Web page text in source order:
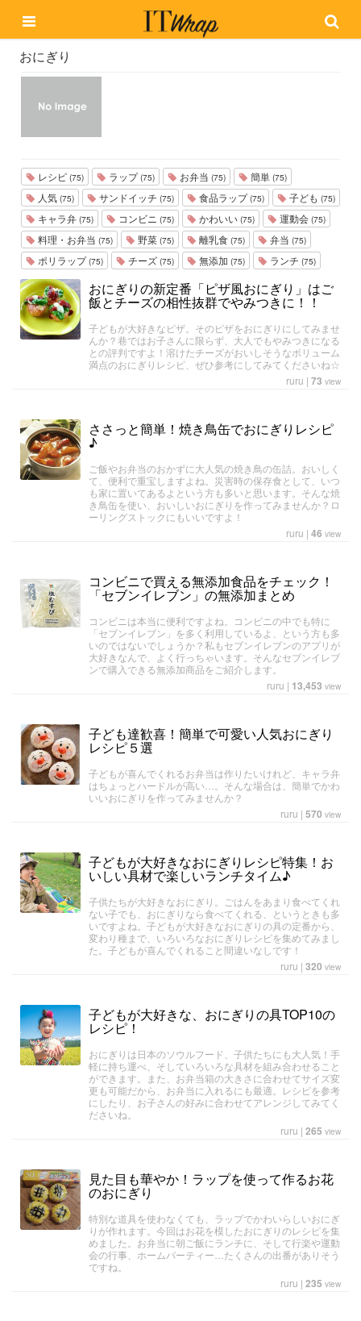
おにぎり
レシピ (75) ラップ(75) お弁当 (75) 簡単 (75)
人気 (75) サンドイッチ (75) 食品ラップ(75) 子ども (75)
キャラ弁 (75) コンビニ (75) かわいい (75) 運動会 (75)
料理・お弁当 (75) 野菜 (75) 離乳食 (75) 弁当 (75)
ポリラップ(75) チーズ (75) 無添加 (75) ランチ (75)
おにぎりの新定番「ピザ風おにぎり」はご
飯とチーズの相性抜群でやみつきに！！
子どもが大好きなピザ。そのピザをおにぎりにしてみませ
んか？巷ではお子さんに限らず、大人でもやみつきになる
との評判ですよ！溶けたチーズがおいしそうなボリューム
満点のおにぎりレシピ、ぜひ参考にしてみてくださいね☆
ruru | 73 view
ささっと簡単！焼き鳥缶でおにぎりレシピ
♪
ご飯やお弁当のおかずに大人気の焼き鳥の缶詰。おいしく
て、便利で重宝しますよね。災害時の保存食として、いつ
も家に置いてあるよという方も多いと思います。そんな焼
き鳥缶を使い、おいしいおにぎりを作ってみませんか？ロ
ーリングストックにもいいですよ！
ruru | 46 view
コンビニで買える無添加食品をチェック！
「セブンイレブン」の無添加まとめ
コンビニは本当に便利ですよね。コンビニの中でも特に
「セブンイレブン」を多く利用しているよ、という方も多
いのではないでしょうか？私もセブンイレブンのアプリが
大好きなんで、よく行っちゃいます。そんなセブンイレブ
ンで購入できる無添加商品をご紹介します。
ruru | 13,453 view
子ども達歓喜！簡単で可愛い人気おにぎり
レシピ５選
子どもが喜んでくれるお弁当は作りたいけれど、キャラ弁
はちょっとハードルが高い…。そんな場合は、簡単でかわ
いいおにぎりを作ってみませんか？
ruru | 570 view
子どもが大好きなおにぎりレシピ特集！お
いしい具材で楽しいランチタイム♪
子供たちが大好きなおにぎり。ごはんをあまり食べてくれ
ない子でも、おにぎりなら食べてくれる、というときも多
いですよね。子どもが大好きなおにぎりの具の定番から、
変わり種まで、いろいろなおにぎりレシピを集めてみまし
た。子どもが喜んでくれること間違いなしです！
ruru | 320 view
子どもが大好きな、おにぎりの具TOP10の
レシピ！
おにぎりは日本のソウルフード、子供たちにも大人気！手
軽に持ち運べ、そしていろいろな具材を組み合わせること
ができます。また、お弁当箱の大きさに合わせてサイズ変
更も可能だから、お弁当に入れるにも最適。レシピを参考
にしたり、お子さんの好みに合わせてアレンジしてみてく
ださいね。
ruru | 265 view
見た目も華やか！ラップを使って作るお花
のおにぎり
特別な道具を使わなくても、ラップでかわいらしいおにぎ
りが作れます。今回はお花を模したおにぎりのレシピを集
めました。お弁当に朝ご飯にランチに、そして行楽や運動
会の行事、ホームパーティー…たくさんの出番がありそう
ですね。
ruru | 235 view